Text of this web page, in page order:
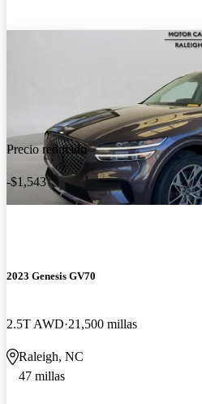
Precio reducido
-$1,543
2023 Genesis GV70
2.5T AWD 21,500 millas
Raleigh, NC
47 millas